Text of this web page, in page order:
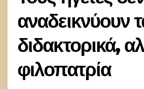
αναδεικνύουν
διδακτορικά,
φιλοπατρία